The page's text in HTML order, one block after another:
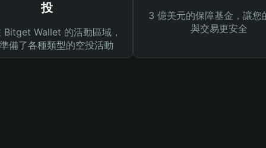
投
Bitget Wallet 的活動區域，
備了各種類型的空投活動
3 億美元的保障基金，讓您
與交易更安全